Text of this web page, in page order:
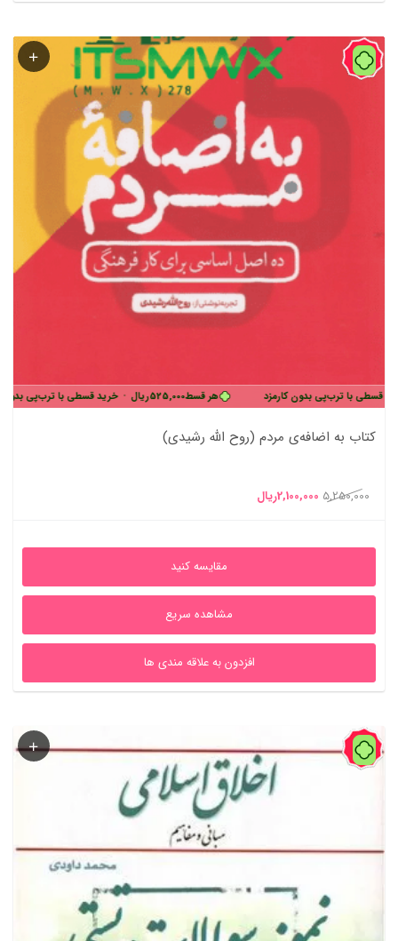
60%
هر قسط 525,000ریال • خرید قسطی با ترب‌پی بدون کارمزد بدون کارمزد
کتاب به اضافه‌ی مردم (روح الله رشیدی)
5,250,000 قیمت
5,250,000ریال
2,100,000ریال
2,100,000ریال
مقایسه کنید
مشاهده سریع
افزدون به علاقه مندی ها
60%